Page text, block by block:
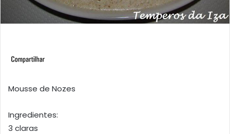
Mousse de Nozes
Ingredientes:
3 claras